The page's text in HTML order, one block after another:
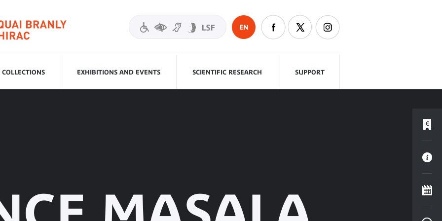
EN
COLLECTIONS EXHIBITIONS AND EVENTS SCIENTIFIC RESEARCH SUPPORT